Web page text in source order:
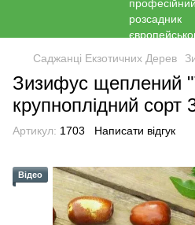
Саджанці Екзотичних Дерев
Зизифус щеплений
крупноплідний сорт
Артикул: 1703 Написати відгук
Відео